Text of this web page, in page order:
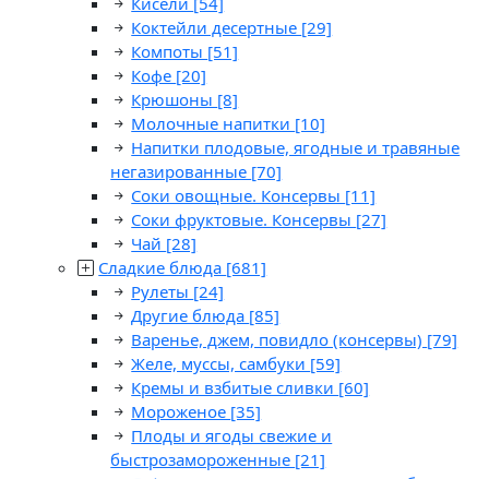
Коктейли десертные [29]
Компоты [51]
Кофе [20]
Крюшоны [8]
Молочные напитки [10]
Напитки плодовые, ягодные и травяные
негазированные [70]
Соки овощные. Консервы [11]
Соки фруктовые. Консервы [27]
Чай [28]
Сладкие блюда [681]
Рулеты [24]
Другие блюда [85]
Варенье, джем, повидло (консервы) [79]
Желе, муссы, самбуки [59]
Кремы и взбитые сливки [60]
Мороженое [35]
Плоды и ягоды свежие и
быстрозамороженные [21]